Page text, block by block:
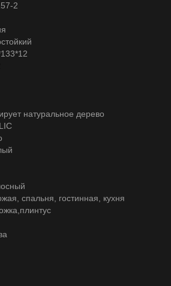
2
натуральное дерево
спальня, гостинная, кухня